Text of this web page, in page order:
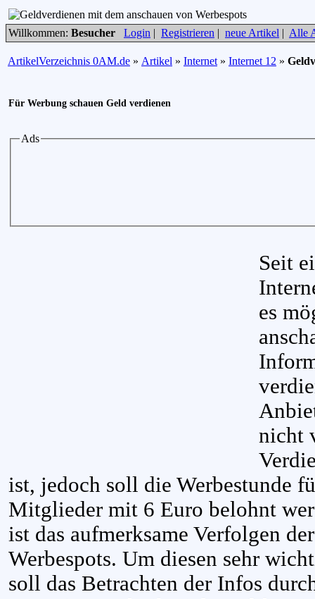
Willkommen: Besucher Login | Registrieren | neue Artikel | Alle
ArtikelVerzeichnis 0AM.de » Artikel » Internet » Internet 12 »
Für Werbung schauen Geld verdienen
Ads
Seit
es
nicht
ist, jedoch soll die Werbestunde
Mitglieder mit 6 Euro belohnt
ist das aufmerksame Verfolgen
Werbespots. Um diesen sehr
soll das Betrachten der Infos